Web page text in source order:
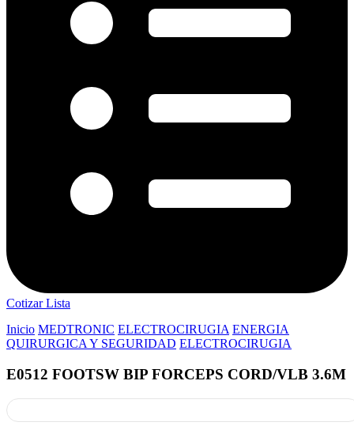
Cotizar Lista
Inicio MEDTRONIC ELECTROCIRUGIA ENERGIA
QUIRURGICA Y SEGURIDAD ELECTROCIRUGIA
E0512 FOOTSW BIP FORCEPS CORD/VLB 3.6M